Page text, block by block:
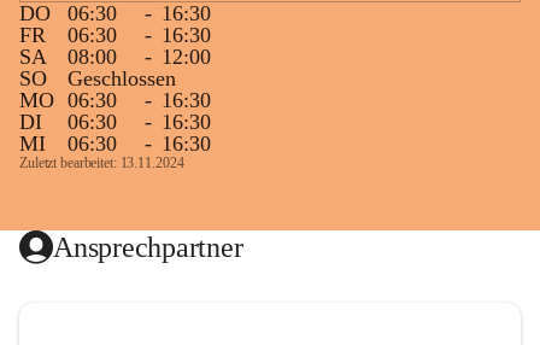
DO
06:30 - 16:30
FR
06:30 - 16:30
SA
08:00 - 12:00
SO
Geschlossen
MO 06:30 - 16:30
DI
06:30 - 16:30
MI
06:30 - 16:30
Zuletzt bearbeitet: 13.11.2024
Ansprechpartner